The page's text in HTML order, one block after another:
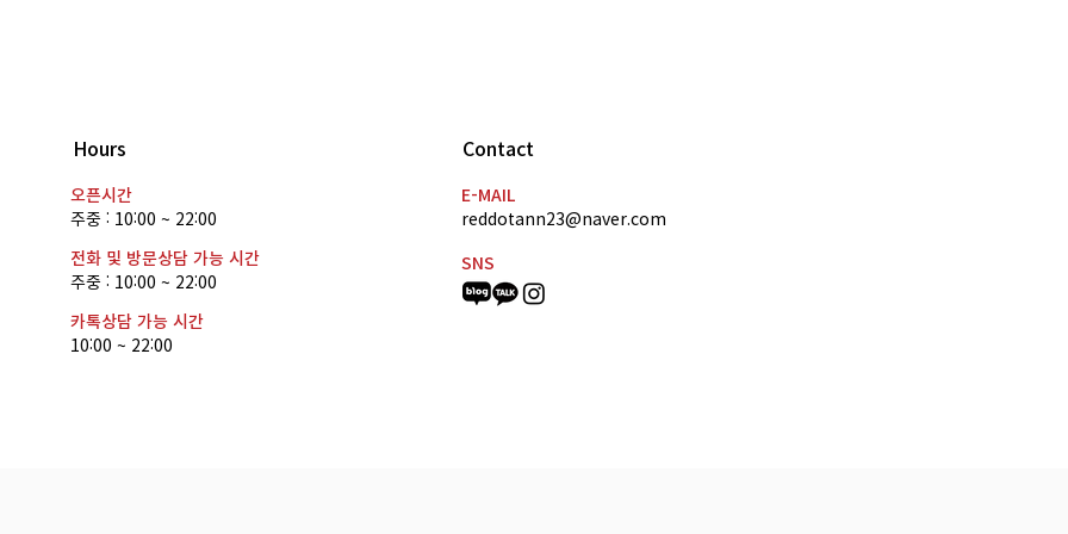
[공채 합격] KBS제주 아나운서
김미르 합격
[공채 합격] KBS경인 아나운서
이가회 합격
Hours
오픈시간
주중 : 10:00 ~ 22:00
전화 및 방문상담 가능 시간
주중 : 10:00 ~ 22:00
카톡상담 가능 시간
10:00 ~ 22:00
Contact
E-MAIL
reddotann23@naver.com
SNS